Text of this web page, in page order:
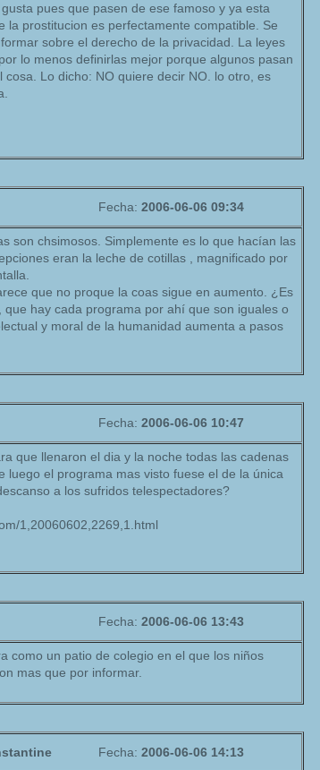
pues que pasen de ese famoso y ya esta
la prostitucion es perfectamente compatible. Se
sobre el derecho de la privacidad. La leyes
lo menos definirlas mejor porque algunos pasan
cosa. Lo dicho: NO quiere decir NO. lo otro, es
Fecha: 2006-06-06 09:34
son chsimosos. Simplemente es lo que hacían las
eran la leche de cotillas , magnificado por
que no proque la coas sigue en aumento. ¿Es
que hay cada programa por ahí que son iguales o
y moral de la humanidad aumenta a pasos
Fecha: 2006-06-06 10:47
que llenaron el dia y la noche todas las cadenas
luego el programa mas visto fuese el de la única
a los sufridos telespectadores?
1,20060602,2269,1.html
Fecha: 2006-06-06 13:43
como un patio de colegio en el que los niños
mas que por informar.
Fecha: 2006-06-06 14:13